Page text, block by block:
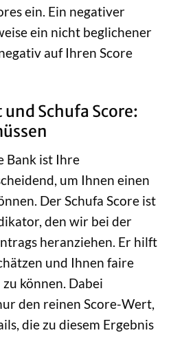
ein. Ein negativer
ein nicht beglichener
auf Ihren Score
Schufa Score:
Bank ist Ihre
um Ihnen einen
Der Schufa Score ist
den wir bei der
heranziehen. Er hilft
und Ihnen faire
können. Dabei
den reinen Score-Wert,
die zu diesem Ergebnis